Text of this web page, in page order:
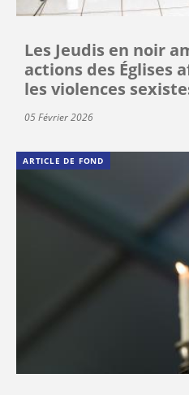
Les Jeudis en noir
actions des Églises
les violences
05 Février 2026
ARTICLE DE FOND